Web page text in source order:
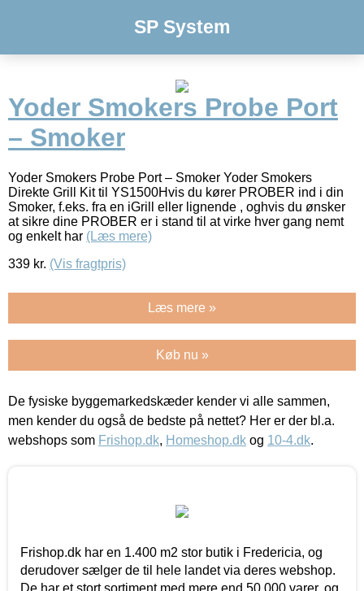
SP System
Yoder Smokers Probe Port
– Smoker
Yoder Smokers Probe Port – Smoker Yoder Smokers
Direkte Grill Kit til YS1500Hvis du kører PROBER ind i din
Smoker, f.eks. fra en iGrill eller lignende , oghvis du ønsker
at sikre dine PROBER er i stand til at virke hver gang nemt
og enkelt har (Læs mere)
339 kr. (Vis fragtpris)
Læs mere »
Køb nu »
De fysiske byggemarkedskæder kender vi alle sammen,
men kender du også de bedste på nettet? Her er der bl.a.
webshops som Frishop.dk, Homeshop.dk og 10-4.dk.
Frishop.dk har en 1.400 m2 stor butik i Fredericia, og
derudover sælger de til hele landet via deres webshop.
De har et stort sortiment med mere end 50.000 varer, og